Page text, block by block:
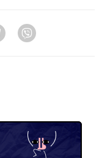
TelegramViber